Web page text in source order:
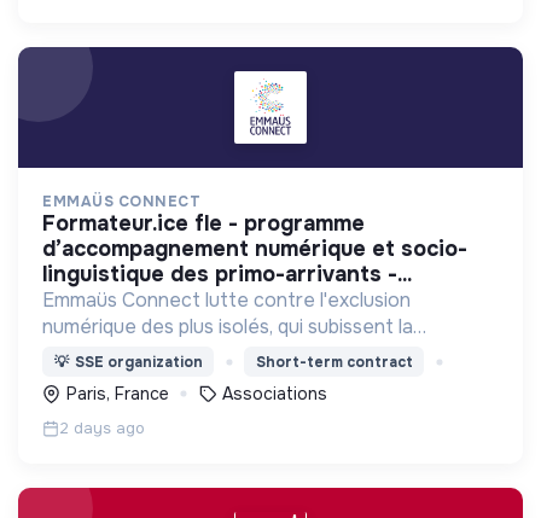
EMMAÜS CONNECT
formateur.ice fle - programme
d’accompagnement numérique et socio-
linguistique des primo-arrivants -...
Emmaüs Connect lutte contre l'exclusion
numérique des plus isolés, qui subissent la
dématérialisation de la plupart des services du
quotidien.
💡 SSE organization Short-term contract
Paris, France Associations
2 days ago